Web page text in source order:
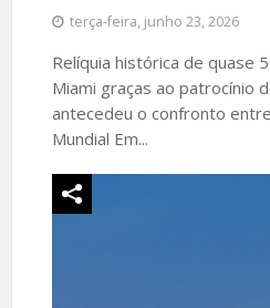
terça-feira, junho 23, 2026
Relíquia histórica de quase
Miami graças ao patrocínio
antecedeu o confronto
Mundial Em...